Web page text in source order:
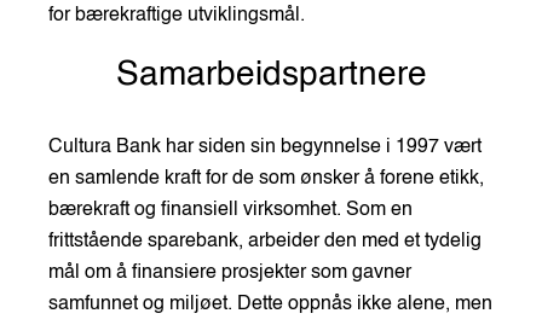
for bærekraftige utviklingsmål.
Samarbeidspartnere
Cultura Bank har siden sin begynnelse i 1997 vært
en samlende kraft for de som ønsker å forene etikk,
bærekraft og finansiell virksomhet. Som en
frittstående sparebank, arbeider den med et tydelig
mål om å finansiere prosjekter som gavner
samfunnet og miljøet. Dette oppnås ikke alene, men